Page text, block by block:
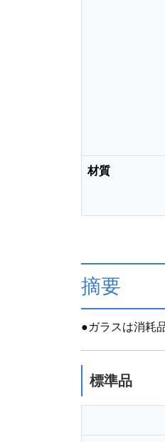
材質
摘要
●ガラスは消耗
標準品